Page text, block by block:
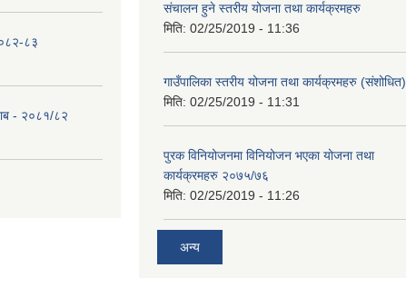
८३
- २०८१/८२
स‌ंचालन हुने स्तरीय योजना तथा कार्यक्रमहरु
मिति: 02/25/2019 - 11:36
गाउँपालिका स्तरीय योजना तथा कार्यक्रमहरु (स‌ंशोधित)
मिति: 02/25/2019 - 11:31
पुरक विनियोजनमा विनियोजन भएका योजना तथा
कार्यक्रमहरु २०७५/७६
मिति: 02/25/2019 - 11:26
अन्य